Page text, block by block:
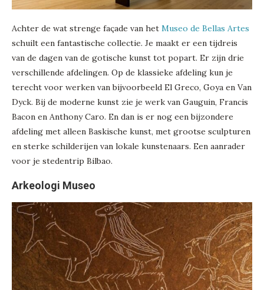
Achter de wat strenge façade van het Museo de Bellas Artes
schuilt een fantastische collectie. Je maakt er een tijdreis
van de dagen van de gotische kunst tot popart. Er zijn drie
verschillende afdelingen. Op de klassieke afdeling kun je
terecht voor werken van bijvoorbeeld El Greco, Goya en Van
Dyck. Bij de moderne kunst zie je werk van Gauguin, Francis
Bacon en Anthony Caro. En dan is er nog een bijzondere
afdeling met alleen Baskische kunst, met grootse sculpturen
en sterke schilderijen van lokale kunstenaars. Een aanrader
voor je stedentrip Bilbao.
Arkeologi Museo